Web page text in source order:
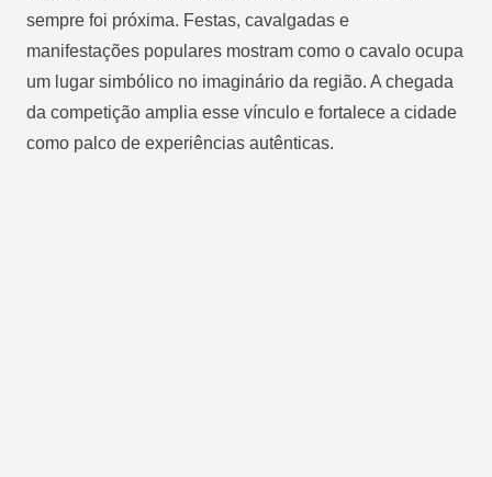
sempre foi próxima. Festas, cavalgadas e
manifestações populares mostram como o cavalo ocupa
um lugar simbólico no imaginário da região. A chegada
da competição amplia esse vínculo e fortalece a cidade
como palco de experiências autênticas.